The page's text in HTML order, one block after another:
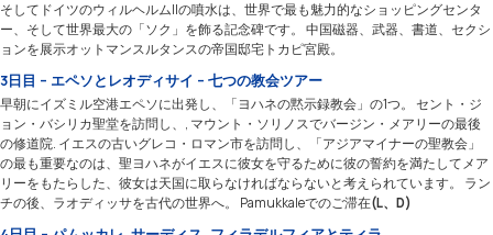
そしてドイツのウィルヘルムIIの噴水は、世界で最も魅力的なショッピングセンタ
ー、そして世界最大の「ソク」を飾る記念碑です。 中国磁器、武器、書道、セクシ
ョンを展示オットマンスルタンスの帝国邸宅トカピ宮殿。
3日目 – エペソとレオディサイ – 七つの教会ツアー
早朝にイズミル空港エペソに出発し、「ヨハネの黙示録教会」の1つ。 セント・ジ
ョン・バシリカ聖堂を訪問し、, マウント・ソリノスでバージン・メアリーの最後
の修道院. イエスの古いグレコ・ロマン市を訪問し、「アジアマイナーの聖教会」
の最も重要なのは、聖ヨハネがイエスに彼女を守るために彼の誓約を満たしてメア
リーをもたらした、彼女は天国に取らなければならないと考えられています。 ラン
チの後、ラオディッサを古代の世界へ。 Pamukkaleでのご滞在(L、D)